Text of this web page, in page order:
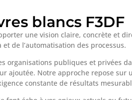
blancs F3DF
une vision claire, concrète et
de l’automatisation des processus.
organisations publiques et privées
ajoutée. Notre approche repose
constante de résultats